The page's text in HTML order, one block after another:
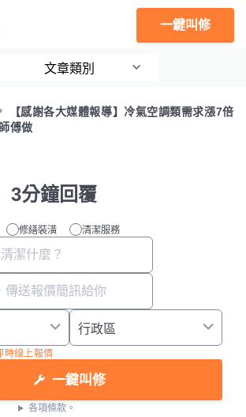
一鍵叫修
文章類別
【感謝各大媒體報導】冷氣空調類需求漲7倍
傅做
分鐘回覆
修繕裝潢 清潔服務
時線上報價
一鍵叫修
各項條款。